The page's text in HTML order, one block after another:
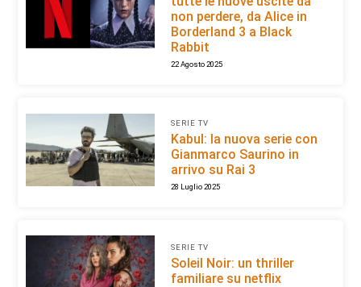
non perdere, da Alice in
Borderland 3 a Black
Rabbit
22 Agosto 2025
SERIE TV
Kabul: la nuova serie con
Gianmarco Saurino in
arrivo su Rai 3
28 Luglio 2025
SERIE TV
Soleil Noir: un thriller
familiare su netflix